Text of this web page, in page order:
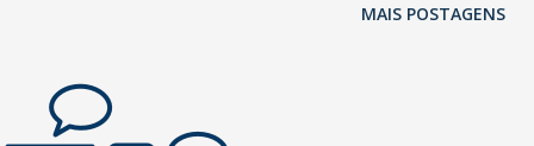
investimentos Prevista no Pacto pela Cultura, a
transferência de recurso é realizada do Fundo Estadual aos
MAIS POSTAGENS